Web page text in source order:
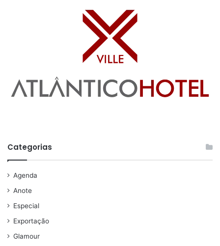
Categorias
Agenda
Anote
Especial
Exportação
Glamour